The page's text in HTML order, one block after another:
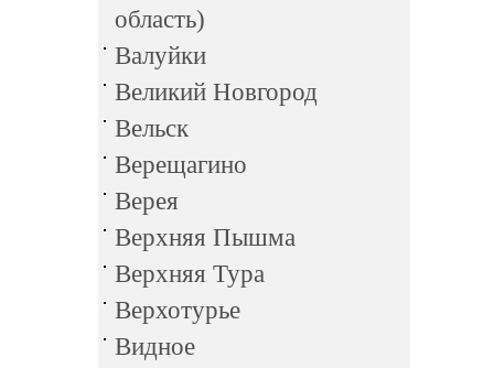
область)
Валуйки
Великий Новгород
Вельск
Верещагино
Верея
Верхняя Пышма
Верхняя Тура
Верхотурье
Видное